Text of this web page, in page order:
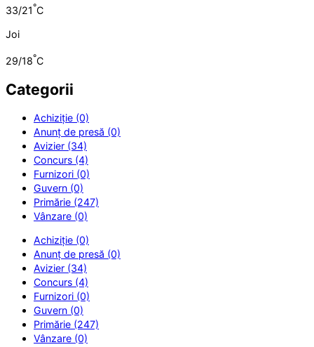
33/21°C
Joi
29/18°C
Categorii
Achiziție (0)
Anunț de presă (0)
Avizier (34)
Concurs (4)
Furnizori (0)
Guvern (0)
Primărie (247)
Vânzare (0)
Achiziție (0)
Anunț de presă (0)
Avizier (34)
Concurs (4)
Furnizori (0)
Guvern (0)
Primărie (247)
Vânzare (0)